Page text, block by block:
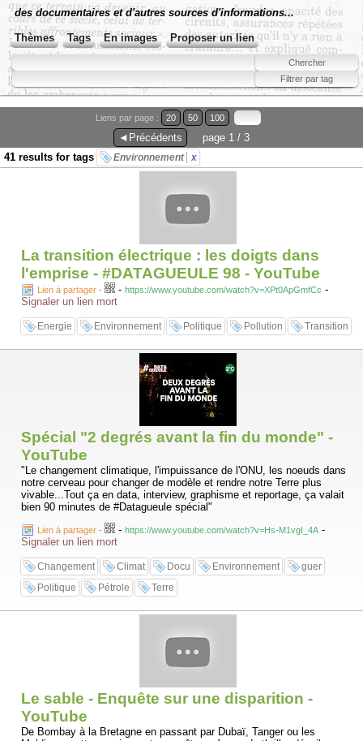
des documentaires et d'autres sources d'informations...
Thèmes Tags En images Proposer un lien
Liens par page : 20 50 100
◄Précédents
page 1 / 3
41 results for tags
Environnement x
La transition électrique : les doigts dans
l'emprise - #DATAGUEULE 98 - YouTube
Lien à partager - - https://www.youtube.com/watch?v=XPt0ApGmfCc -
Signaler un lien mort
Energie Environnement Politique Pollution Transition
Spécial "2 degrés avant la fin du monde" -
YouTube
"Le changement climatique, l'impuissance de l'ONU, les noeuds dans
notre cerveau pour changer de modèle et rendre notre Terre plus
vivable...Tout ça en data, interview, graphisme et reportage, ça valait
bien 90 minutes de #Datagueule spécial"
Lien à partager - - https://www.youtube.com/watch?v=Hs-M1vgI_4A -
Signaler un lien mort
Changement Climat Docu Environnement
guer
Politique
Pétrole Terre
Le sable - Enquête sur une disparition -
YouTube
De Bombay à la Bretagne en passant par Dubaï, Tanger ou les